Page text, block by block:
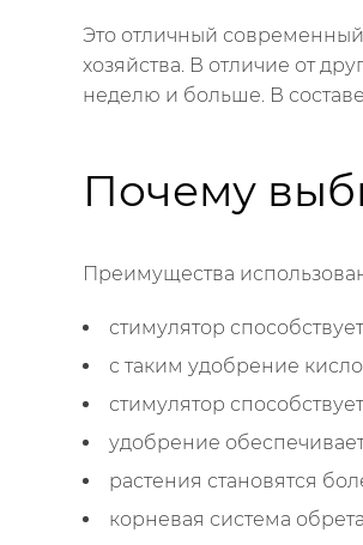
Это отличный современный
хозяйства. В отличие от
неделю и больше. В
Почему
Преимущества
стимулятор
с таким удобрение
стимулятор
удобрение
растения становятся
корневая система